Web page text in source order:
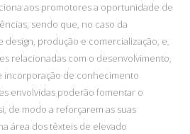
aos promotores a oportunidade de
sendo que, no caso da
design, produção e comercialização, e,
relacionadas com o desenvolvimento,
incorporação de conhecimento
envolvidas poderão fomentar o
de modo a reforçarem as suas
área dos têxteis de elevado